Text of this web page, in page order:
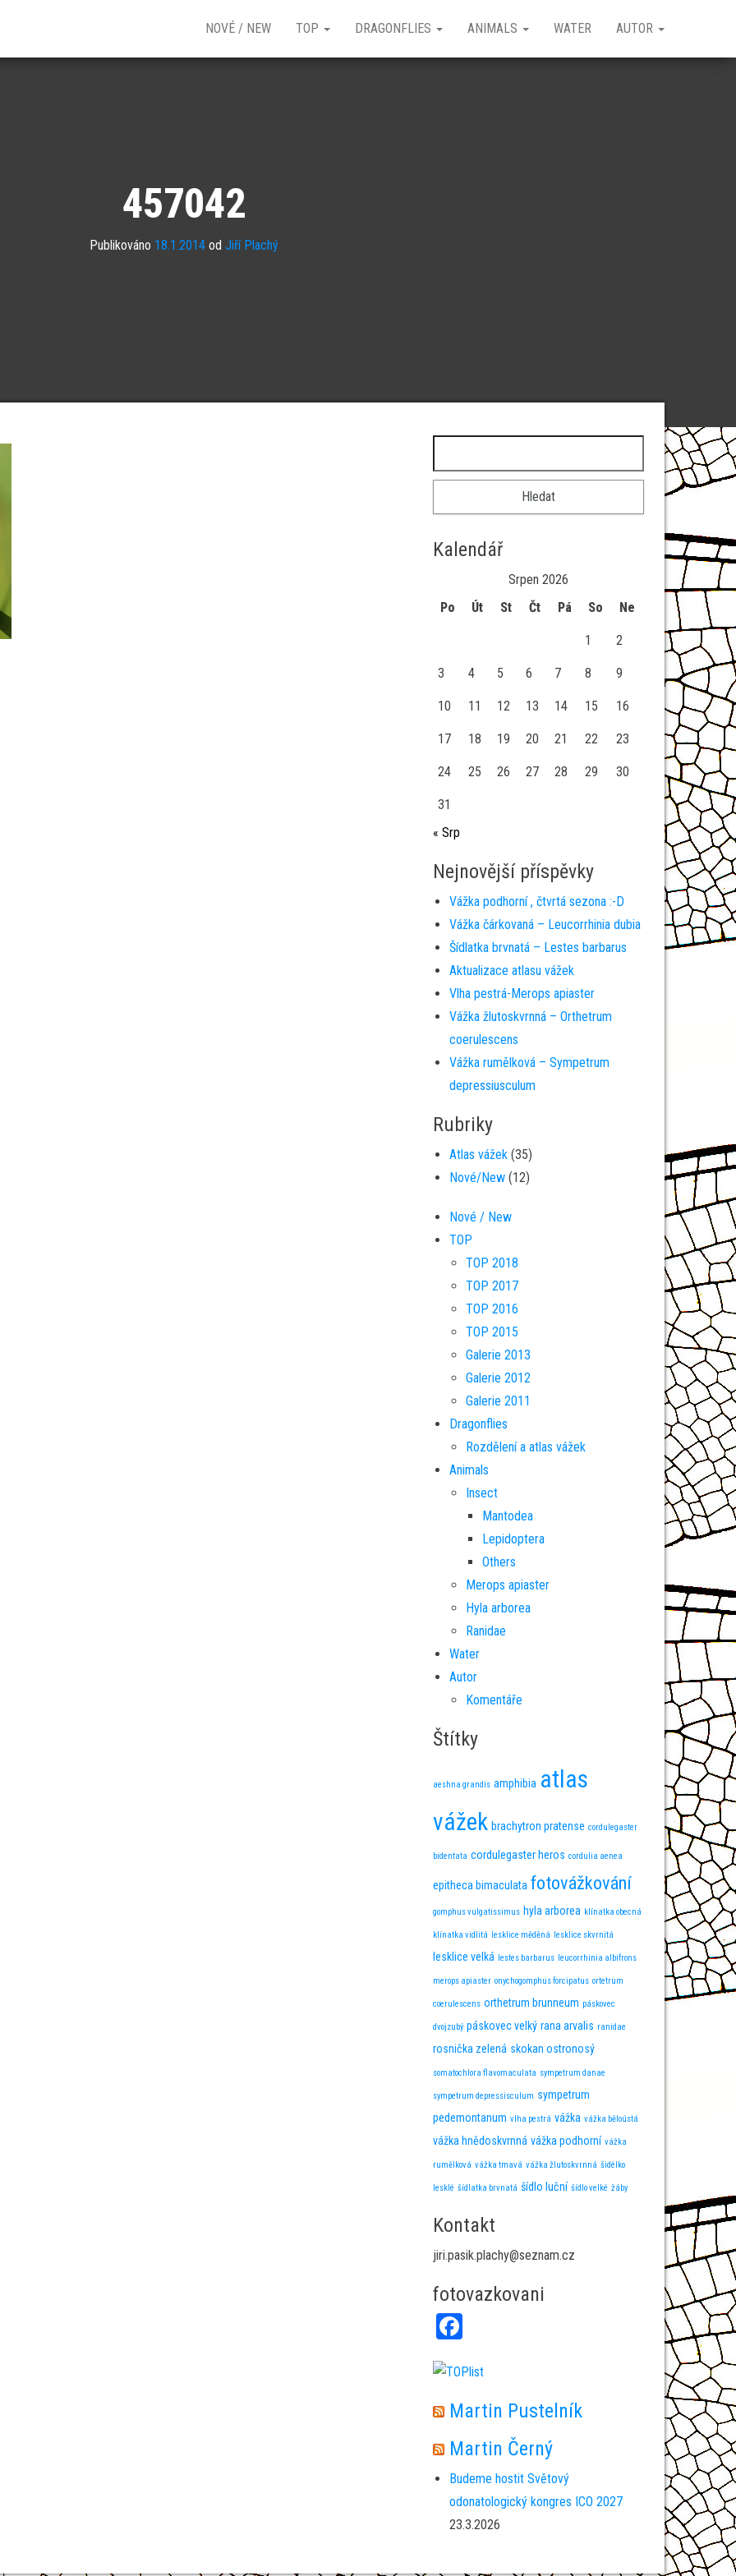
NOVÉ / NEW TOP DRAGONFLIES ANIMALS WATER AUTOR
457042
Publikováno 18.1.2014 od Jiří Plachý
Kalendář
Srpen 2026
Po
Út St Čt Pá So Ne
1 2
3 4 5 6 7 8 9
10 11 12 13 14 15 16
17 18 19 20 21 22 23
24 25 26 27 28 29 30
31
« Srp
Nejnovější příspěvky
Vážka podhorní , čtvrtá sezona :-D
Vážka čárkovaná – Leucorrhinia dubia
Šídlatka brvnatá – Lestes barbarus
Aktualizace atlasu vážek
Vlha pestrá-Merops apiaster
Vážka žlutoskvrnná – Orthetrum
coerulescens
Vážka rumělková – Sympetrum
depressiusculum
Rubriky
Atlas vážek(35)
Nové/New(12)
Nové / New
TOP
TOP 2018
TOP 2017
TOP 2016
TOP 2015
Galerie 2013
Galerie 2012
Galerie 2011
Dragonflies
Rozdělení a atlas vážek
Animals
Insect
Mantodea
Lepidoptera
Others
Merops apiaster
Hyla arborea
Ranidae
Water
Autor
Komentáře
Štítky
aeshna grandis amphibia atlas
vážek brachytron pratense cordulegaster
bidentata cordulegaster heros cordulia aenea
epitheca bimaculata fotovážkování
gomphus vulgatissimus hyla arborea klínatka obecná
klínatka vidlitá lesklice měděná lesklice skvrnitá
lesklice velká lestes barbarus leucorrhinia albifrons
merops apiaster onychogomphus forcipatus ortetrum
coerulescens orthetrum brunneum páskovec
dvojzubý páskovec velký rana arvalis ranidae
rosnička zelená skokan ostronosý
somatochlora flavomaculata sympetrum danae
sympetrum depressisculum sympetrum
pedemontanum vlha pestrá vážka vážka běloústá
vážka hnědoskvrnná vážka podhorní vážka
rumělková vážka tmavá vážka žlutoskvrnná šidélko
lesklé šídlatka brvnatá šídlo luční šídlo velké žáby
Kontakt
jiri.pasik.plachy@seznam.cz
fotovazkovani
Fa
bo
ok
Martin Pustelník
Martin Černý
Budeme hostit Světový
odonatologický kongres ICO 2027
23.3.2026